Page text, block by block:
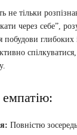
не тільки
через себе”,
глибоких
Повністю